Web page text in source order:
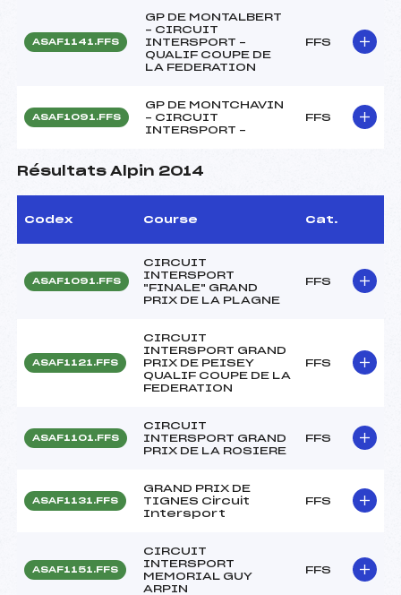
ASAF1141.FFS
GP DE MONTALBERT
– CIRCUIT
INTERSPORT –
QUALIF COUPE DE
LA FEDERATION
FFS
ASAF1091.FFS
GP DE MONTCHAVIN
– CIRCUIT
INTERSPORT –
FFS
Résultats Alpin 2014
Codex Course Cat.
ASAF1091.FFS
CIRCUIT
INTERSPORT
"FINALE" GRAND
PRIX DE LA PLAGNE
FFS
ASAF1121.FFS
CIRCUIT
INTERSPORT GRAND
PRIX DE PEISEY
QUALIF COUPE DE LA
FEDERATION
FFS
ASAF1101.FFS
CIRCUIT
INTERSPORT GRAND
PRIX DE LA ROSIERE
FFS
ASAF1131.FFS
GRAND PRIX DE
TIGNES Circuit
Intersport
FFS
ASAF1151.FFS
CIRCUIT
INTERSPORT
MEMORIAL GUY
ARPIN
FFS